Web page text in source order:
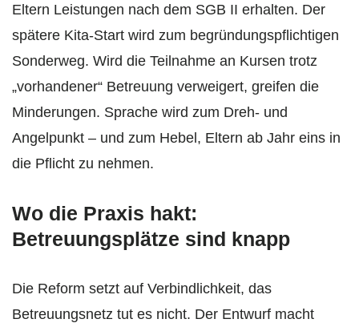
Eltern Leistungen nach dem SGB II erhalten. Der
spätere Kita-Start wird zum begründungspflichtigen
Sonderweg. Wird die Teilnahme an Kursen trotz
„vorhandener“ Betreuung verweigert, greifen die
Minderungen. Sprache wird zum Dreh- und
Angelpunkt – und zum Hebel, Eltern ab Jahr eins in
die Pflicht zu nehmen.
Wo die Praxis hakt:
Betreuungsplätze sind knapp
Die Reform setzt auf Verbindlichkeit, das
Betreuungsnetz tut es nicht. Der Entwurf macht